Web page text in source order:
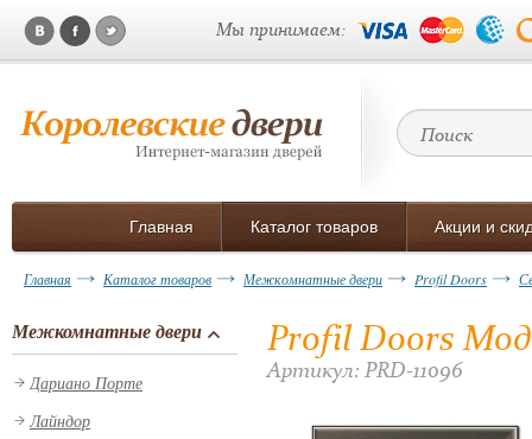
Мы принимаем:
Главная Каталог товаров Акции и
Главная Каталог товаров Межкомнатные двери Profil Doors
Межкомнатные двери
Дариано Порте
Лайндор
Profil Doors
Артикул: PRD-11096